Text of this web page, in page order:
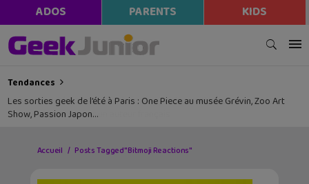
ADOS PARENTS KIDS
Tendances
Les sorties geek de l’été à Paris : One Piece au musée Grévin, Zoo Art
Show, Passion Japon…
Accueil Posts Tagged "Bitmoji Reactions"